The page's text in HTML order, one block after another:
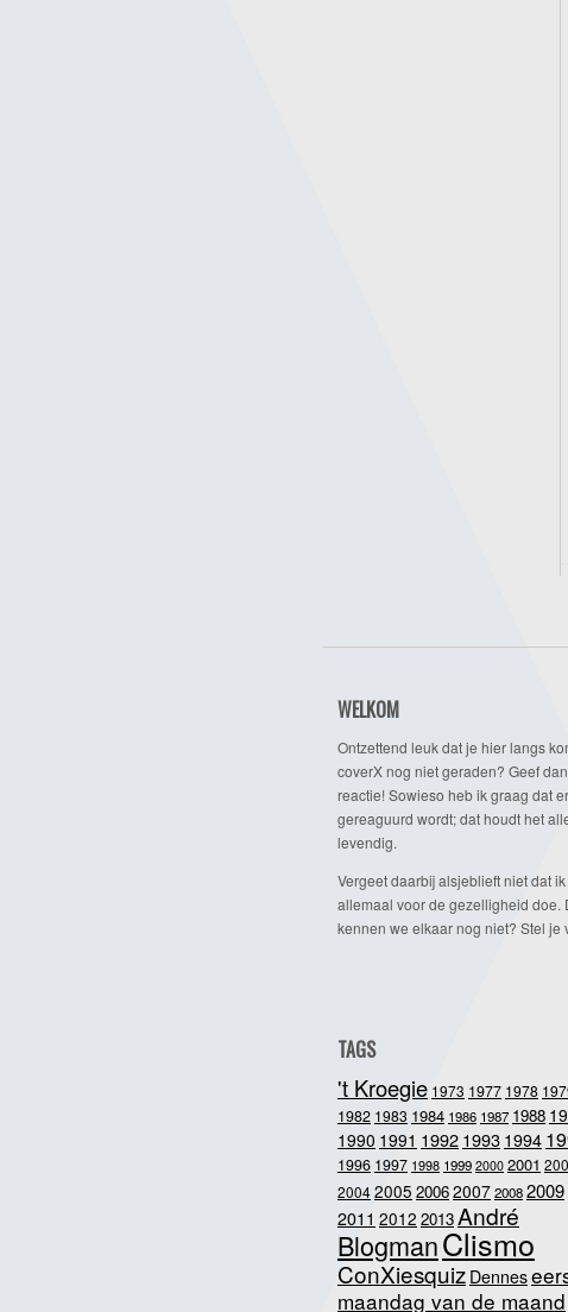
WELKOM
Ontzettend leuk dat je hier langs
coverX nog niet geraden? Geef
reactie! Sowieso heb ik graag dat er
gereaguurd wordt; dat houdt het
levendig.
Vergeet daarbij alsjeblieft niet dat
allemaal voor de gezelligheid doe.
kennen we elkaar nog niet? Stel je
TAGS
't Kroegie 1973 1977 1978
1982 1983 1984 1986 1987 1988
1990 1991 19921993 1994
1996 1997 1998 1999 2000 2001
20042005 2006200720082009
2011 2012 2013André
BlogmanClismo
ConXiesquiz Dennes
maandag van de maand